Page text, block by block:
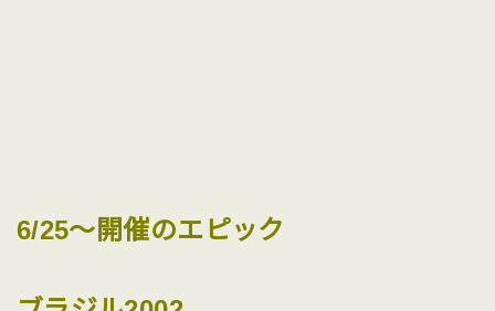
6/25〜開催のエピック